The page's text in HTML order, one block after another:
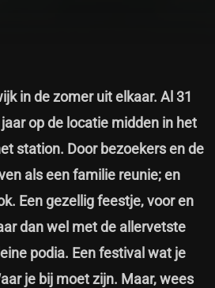
in de zomer uit elkaar. Al 31
op de locatie midden in het
station. Door bezoekers en de
als een familie reunie; en
Een gezellig feestje, voor en
dan wel met de allervetste
podia. Een festival wat je
je bij moet zijn. Maar, wees